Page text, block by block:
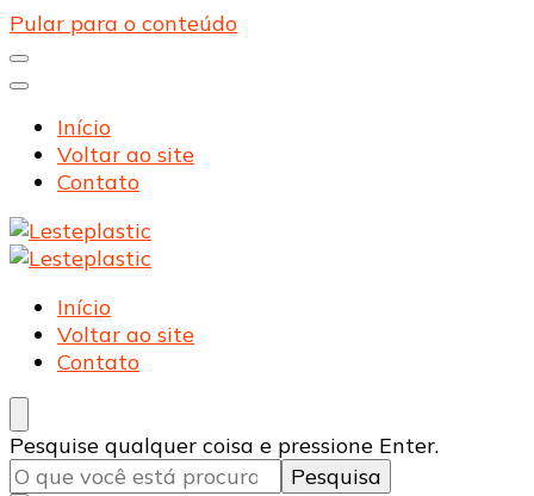
Pular para o conteúdo
Início
Voltar ao site
Contato
Lesteplastic
Blog – Lesteplastic
Lesteplastic
Blog – Lesteplastic
Início
Voltar ao site
Contato
Procurando
algo?
Pesquise qualquer coisa e pressione Enter.